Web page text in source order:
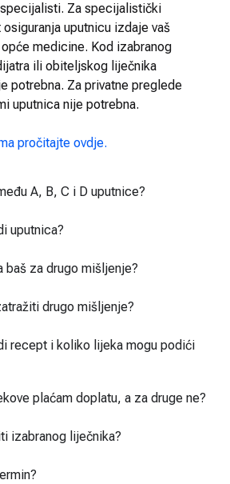
Za specijalistički
uputnicu izdaje vaš
medicine. Kod izabranog
ili obiteljskog liječnika
potrebna. Za privatne preglede
uputnica nije potrebna.
pročitajte ovdje.
A, B, C i D uputnice?
uputnica?
baš za drugo mišljenje?
drugo mišljenje?
recept i koliko lijeka mogu podići
plaćam doplatu, a za druge ne?
izabranog liječnika?